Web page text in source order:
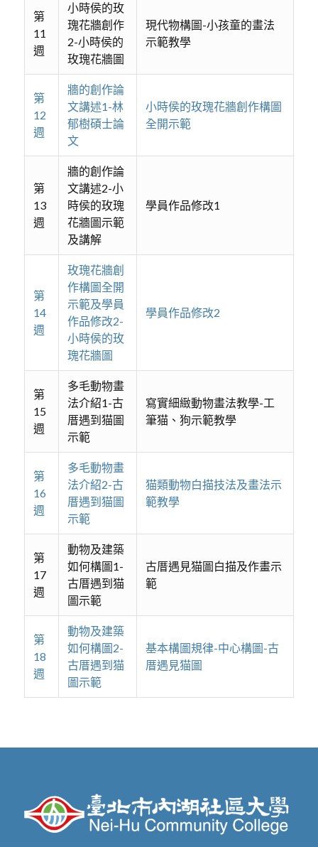
第
11
週
小時侯的玫
瑰花牆創作
2-小時侯的
玫瑰花牆圖
現代物構圖-小孩童的畫法
示範教學
第
12
週
牆的創作論
文講述1-林
郁樹碩士論
文
小時侯的玫瑰花牆創作構圖
全開示範
第
13
週
牆的創作論
文講述2-小
時侯的玫瑰
花牆圖示範
及講解
學員作品修改1
第
14
週
玫瑰花牆創
作構圖全開
示範及學員
作品修改2-
小時侯的玫
瑰花牆圖
學員作品修改2
第
15
週
多毛動物畫
法介紹1-古
厝遇到猫圖
示範
寫實細緻動物畫法教學-工
筆猫、狗示範教學
第
16
週
多毛動物畫
法介紹2-古
厝遇到猫圖
示範
猫類動物白描技法及畫法示
範教學
第
17
週
動物及建築
如何構圖1-
古厝遇到猫
圖示範
古厝遇見猫圖白描及作畫示
範
第
18
週
動物及建築
如何構圖2-
古厝遇到猫
圖示範
基本構圖規律-中心構圖-古
厝遇見猫圖